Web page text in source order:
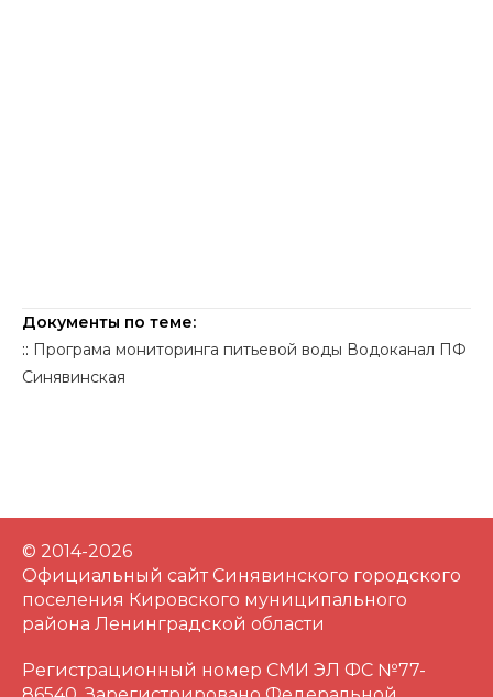
Документы по теме:
:: Програма мониторинга питьевой воды Водоканал ПФ
Синявинская
© 2014-2026
Официальный сайт Синявинского городского
поселения Кировского муниципального
района Ленинградской области
Регистрационный номер СМИ ЭЛ ФС №77-